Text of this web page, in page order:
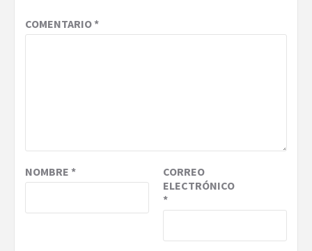
COMENTARIO*
NOMBRE *
CORREO
ELECTRÓNICO
*